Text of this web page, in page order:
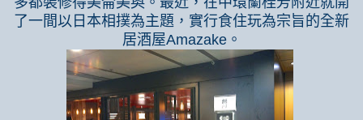
了一間以日本相撲為主題，實行食住玩為宗旨的全新
居酒屋Amazake。